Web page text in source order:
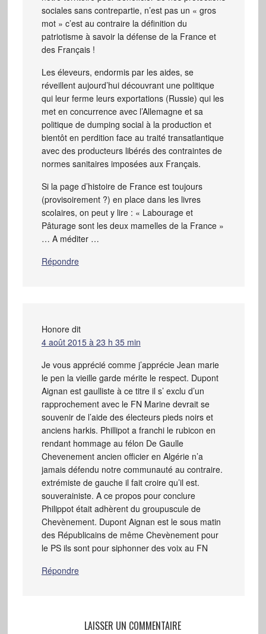
sociales sans contrepartie, n’est pas un « gros
mot » c’est au contraire la définition du
patriotisme à savoir la défense de la France et
des Français !
Les éleveurs, endormis par les aides, se
réveillent aujourd’hui découvrant une politique
qui leur ferme leurs exportations (Russie) qui les
met en concurrence avec l’Allemagne et sa
politique de dumping social à la production et
bientôt en perdition face au traité transatlantique
avec des producteurs libérés des contraintes de
normes sanitaires imposées aux Français.
Si la page d’histoire de France est toujours
(provisoirement ?) en place dans les livres
scolaires, on peut y lire : « Labourage et
Pâturage sont les deux mamelles de la France »
… A méditer …
Répondre
Honore dit
4 août 2015 à 23 h 35 min
Je vous apprécié comme j’apprécie Jean marie
le pen la vieille garde mérite le respect. Dupont
Aignan est gaulliste à ce titre il s’ exclu d’un
rapprochement avec le FN Marine devrait se
souvenir de l’aide des électeurs pieds noirs et
anciens harkis. Phillipot a franchi le rubicon en
rendant hommage au félon De Gaulle
Chevenement ancien officier en Algérie n’a
jamais défendu notre communauté au contraire.
extrémiste de gauche il fait croire qu’il est.
souverainiste. A ce propos pour conclure
Philippot était adhèrent du groupuscule de
Chevènement. Dupont Aignan est le sous matin
des Républicains de même Chevènement pour
le PS ils sont pour siphonner des voix au FN
Répondre
LAISSER UN COMMENTAIRE